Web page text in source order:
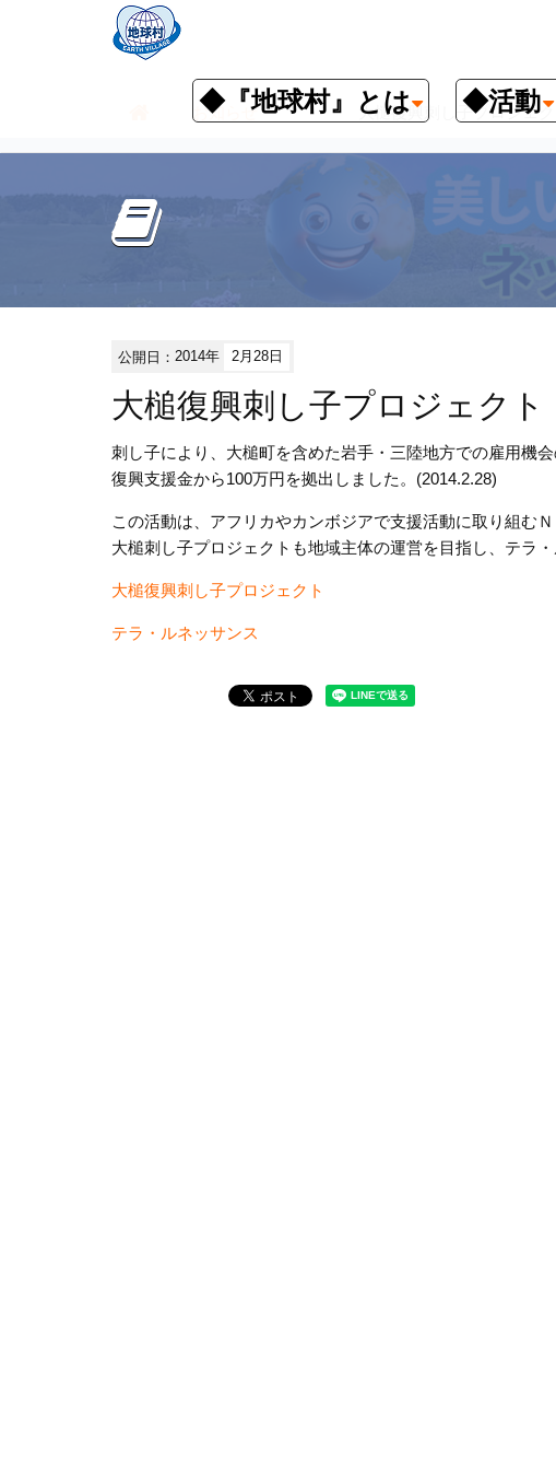
◆『地球村』とは ◆活動
お知らせ 大槌復興刺し子プロジェ
公開日：2014年 2月28日
大槌復興刺し子プロジェクト
刺し子により、大槌町を含めた岩手・三陸地方での雇用機
復興支援金から100万円を拠出しました。(2014.2.28)
この活動は、アフリカやカンボジアで支援活動に取り組む
大槌刺し子プロジェクトも地域主体の運営を目指し、テラ
大槌復興刺し子プロジェクト
テラ・ルネッサンス